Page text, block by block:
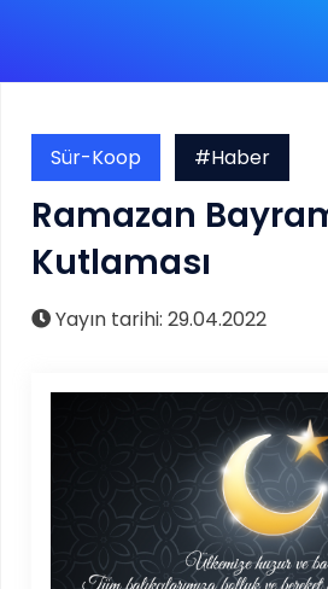
Sür-Koop #Haber
Ramazan
Kutlaması
Yayın tarihi: 29.04.2022